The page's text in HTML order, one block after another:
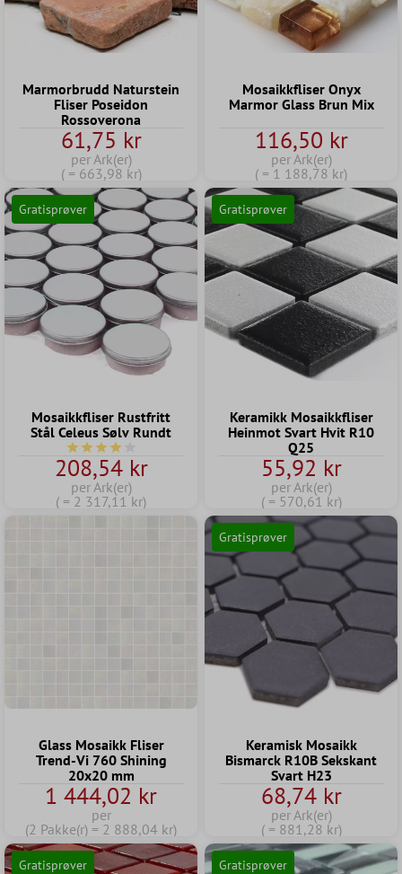
Marmorbrudd Naturstein
Fliser Poseidon
Rossoverona
61,75 kr
per Ark(er)
( = 663,98 kr)
Mosaikkfliser Onyx
Marmor Glass Brun Mix
116,50 kr
per Ark(er)
( = 1 188,78 kr)
Gratisprøver
Mosaikkfliser Rustfritt
Stål Celeus Sølv Rundt
Gjennomsnittlig vurdering av 4 av 5 stjerner
208,54 kr
per Ark(er)
( = 2 317,11 kr)
Gratisprøver
Keramikk Mosaikkfliser
Heinmot Svart Hvit R10
Q25
55,92 kr
per Ark(er)
( = 570,61 kr)
Glass Mosaikk Fliser
Trend-Vi 760 Shining
20x20 mm
1 444,02 kr
per
(2 Pakke(r) = 2 888,04 kr)
Gratisprøver
Keramisk Mosaikk
Bismarck R10B Sekskant
Svart H23
68,74 kr
per Ark(er)
( = 881,28 kr)
Gratisprøver Gratisprøver